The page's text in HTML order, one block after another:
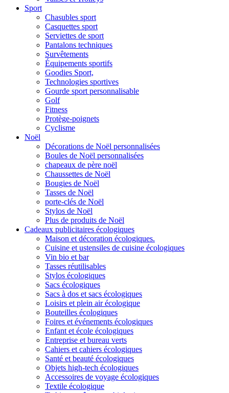
Sport
Chasubles sport
Casquettes sport
Serviettes de sport
Pantalons techniques
Survêtements
Équipements sportifs
Goodies Sport,
Technologies sportives
Gourde sport personnalisable
Golf
Fitness
Protège-poignets
Cyclisme
Noël
Décorations de Noël personnalisées
Boules de Noël personnalisées
chapeaux de père noël
Chaussettes de Noël
Bougies de Noël
Tasses de Noël
porte-clés de Noël
Stylos de Noël
Plus de produits de Noël
Cadeaux publicitaires écologiques
Maison et décoration écologiques.
Cuisine et ustensiles de cuisine écologiques
Vin bio et bar
Tasses réutilisables
Stylos écologiques
Sacs écologiques
Sacs à dos et sacs écologiques
Loisirs et plein air écologique
Bouteilles écologiques
Foires et événements écologiques
Enfant et école écologiques
Entreprise et bureau verts
Cahiers et cahiers écologiques
Santé et beauté écologiques
Objets high-tech écologiques
Accessoires de voyage écologiques
Textile écologique